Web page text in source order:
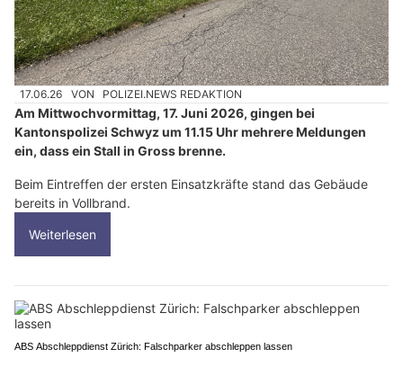
17.06.26 VON POLIZEI.NEWS REDAKTION
Am Mittwochvormittag, 17. Juni 2026, gingen bei
Kantonspolizei Schwyz um 11.15 Uhr mehrere Meldungen
ein, dass ein Stall in Gross brenne.
Beim Eintreffen der ersten Einsatzkräfte stand das Gebäude
bereits in Vollbrand.
Weiterlesen
ABS Abschleppdienst Zürich: Falschparker abschleppen lassen